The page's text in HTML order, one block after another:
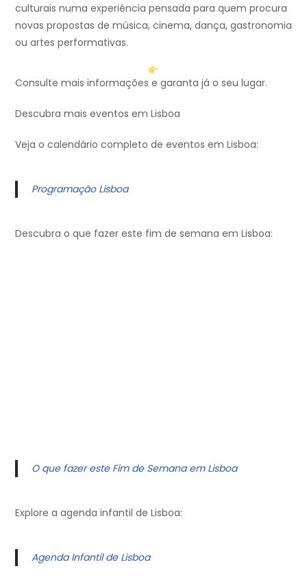
culturais numa experiência pensada para quem procura
novas propostas de música, cinema, dança, gastronomia
ou artes performativas.
Consulte mais informações e garanta já o seu lugar.
Descubra mais eventos em Lisboa
Veja o calendário completo de eventos em Lisboa:
Programação Lisboa
Descubra o que fazer este fim de semana em Lisboa:
O que fazer este Fim de Semana em Lisboa
Explore a agenda infantil de Lisboa:
Agenda Infantil de Lisboa